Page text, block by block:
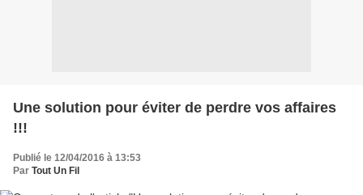
Une solution pour éviter de perdre vos affaires
!!!
Publié le 12/04/2016 à 13:53
Par Tout Un Fil